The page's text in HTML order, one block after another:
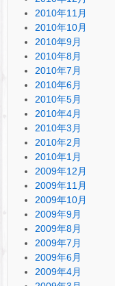
2010年11月
2010年10月
2010年9月
2010年8月
2010年7月
2010年6月
2010年5月
2010年4月
2010年3月
2010年2月
2010年1月
2009年12月
2009年11月
2009年10月
2009年9月
2009年8月
2009年7月
2009年6月
2009年4月